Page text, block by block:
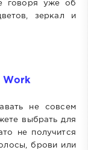
говоря уже об
зеркал и
Work
не совсем
выбрать для
не получится
брови или